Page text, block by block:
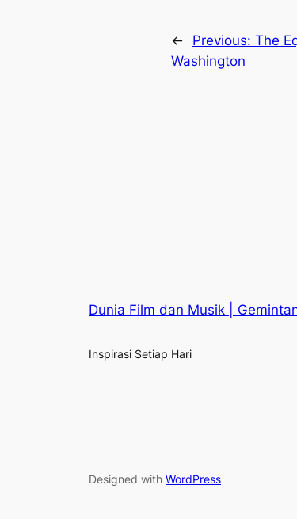
← Previous: The
Washington
Dunia Film dan Musik |
Inspirasi Setiap Hari
Designed with WordPress